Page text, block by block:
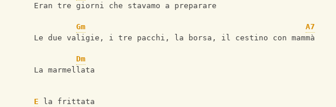
Eran tre giorni che stavamo a preparare
Gm A7
Le due valigie, i tre pacchi, la borsa, il cestino con mammà
Dm
La marmellata
E la frittata